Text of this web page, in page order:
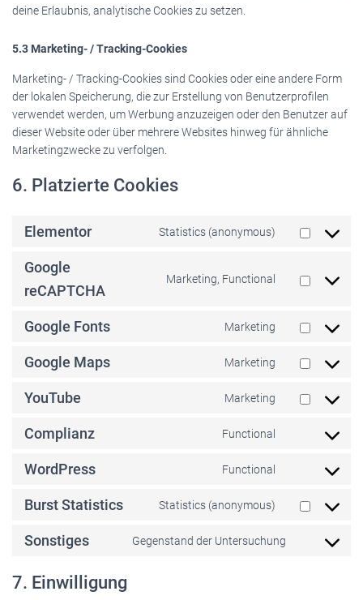
deine Erlaubnis, analytische Cookies zu setzen.
5.3 Marketing- / Tracking-Cookies
Marketing- / Tracking-Cookies sind Cookies oder eine andere Form
der lokalen Speicherung, die zur Erstellung von Benutzerprofilen
verwendet werden, um Werbung anzuzeigen oder den Benutzer auf
dieser Website oder über mehrere Websites hinweg für ähnliche
Marketingzwecke zu verfolgen.
6. Platzierte Cookies
Elementor Statistics (anonymous)
Consent
service
Google
reCAPTCHA
Marketing, Functional
Consent
service
recaptcha
Google Fonts Marketing
Consent
service
fonts
Google Maps Marketing
Consent
service
YouTube Marketing
Consent
Complianz Functional
Consent
WordPress Functional
Consent
service
Burst Statistics Statistics (anonymous)
Consent
Sonstiges Gegenstand der Untersuchung
Consent
7. Einwilligung